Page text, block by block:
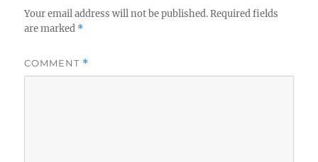
Your email address will not be published. Required fields
are marked *
COMMENT *